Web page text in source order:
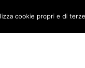
cookie propri e di